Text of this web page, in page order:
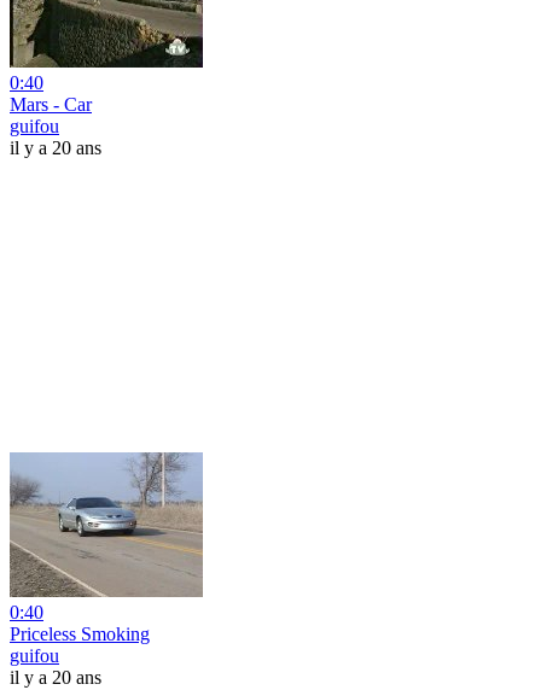
0:40
Mars - Car
guifou
il y a 20 ans
0:40
Priceless Smoking
guifou
il y a 20 ans